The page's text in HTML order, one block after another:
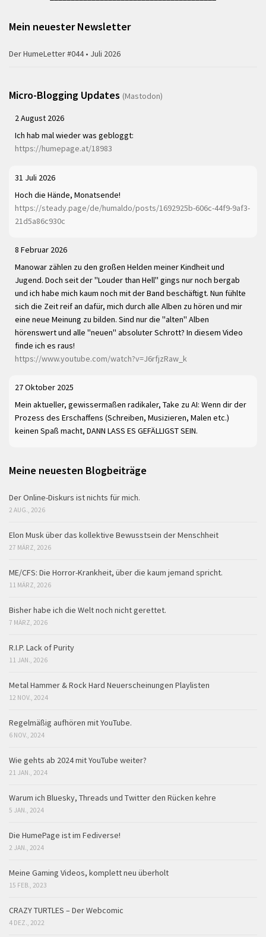
Mein neuester Newsletter
Der HumeLetter #044 • Juli 2026
Micro-Blogging Updates (Mastodon)
2 August 2026
Ich hab mal wieder was gebloggt:
https://humepage.at/18983
31 Juli 2026
Hoch die Hände, Monatsende!
https://steady.page/de/humaldo/posts/1692925b-606c-44f9-9af3-
21d5a86c930c
8 Februar 2026
Manowar zählen zu den großen Helden meiner Kindheit und
Jugend. Doch seit der "Louder than Hell" gings nur noch bergab
und ich habe mich kaum noch mit der Band beschäftigt. Nun fühlte
sich die Zeit reif an dafür, mich durch alle Alben zu hören und mir
eine neue Meinung zu bilden. Sind nur die "alten" Alben
hörenswert und alle "neuen" absoluter Schrott? In diesem Video
finde ich es raus!
https://www.youtube.com/watch?v=J6rfjzRaw_k
27 Oktober 2025
Mein aktueller, gewissermaßen radikaler, Take zu AI: Wenn dir der
Prozess des Erschaffens (Schreiben, Musizieren, Malen etc.)
keinen Spaß macht, DANN LASS ES GEFÄLLIGST SEIN.
Meine neuesten Blogbeiträge
Der Online-Diskurs ist nichts für mich.
2 AUG., 2026
Elon Musk über das kollektive Bewusstsein der Menschheit
27 MÄRZ, 2026
ME/CFS: Die Horror-Krankheit, über die kaum jemand spricht.
11 MÄRZ, 2026
Bisher habe ich die Welt noch nicht gerettet.
7 MÄRZ, 2026
R.I.P. Lack of Purity
11 JAN., 2026
Metal Hammer & Rock Hard Neuerscheinungen Playlisten
12 NOV., 2024
Regelmäßig aufhören mit YouTube.
6 NOV., 2024
Wie gehts ab 2024 mit YouTube weiter?
21 JAN., 2024
Warum ich Bluesky, Threads und Twitter den Rücken kehre
5 JAN., 2024
Die HumePage ist im Fediverse!
2 JAN., 2024
Meine Gaming Videos, komplett neu überholt
15 FEB., 2023
CRAZY TURTLES – Der Webcomic
4 DEZ., 2022